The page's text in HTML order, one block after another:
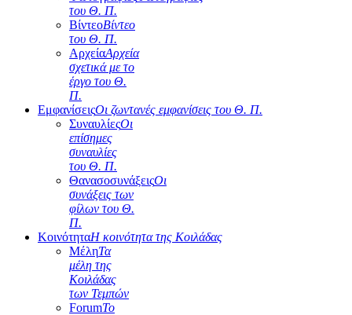
του Θ. Π.
ΒίντεοΒίντεο
του Θ. Π.
ΑρχείαΑρχεία
σχετικά με το
έργο του Θ.
Π.
ΕμφανίσειςΟι ζωντανές εμφανίσεις του Θ. Π.
ΣυναυλίεςΟι
επίσημες
συναυλίες
του Θ. Π.
ΘανασοσυνάξειςΟι
συνάξεις των
φίλων του Θ.
Π.
ΚοινότηταΗ κοινότητα της Κοιλάδας
ΜέληΤα
μέλη της
Κοιλάδας
των Τεμπών
ForumΤο